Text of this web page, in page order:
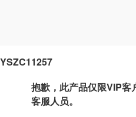
YSZC11257
抱歉，此产品仅限VIP客
客服人员。